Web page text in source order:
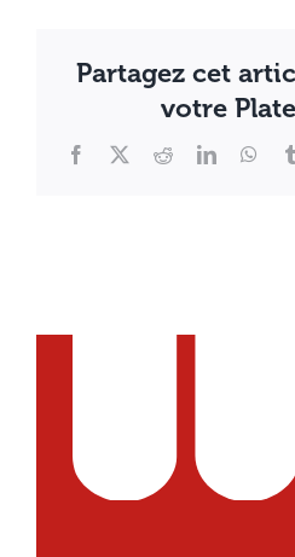
Partagez cet
votre
Facebook
X RedditLinkedIn